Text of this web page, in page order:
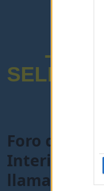
-
Foro de
Interinos-